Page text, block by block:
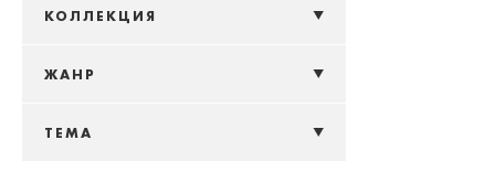
КОЛЛЕКЦИЯ
ЖАНР
ТЕМА